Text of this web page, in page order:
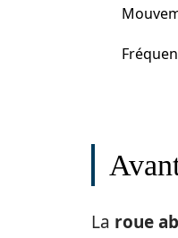
La roue